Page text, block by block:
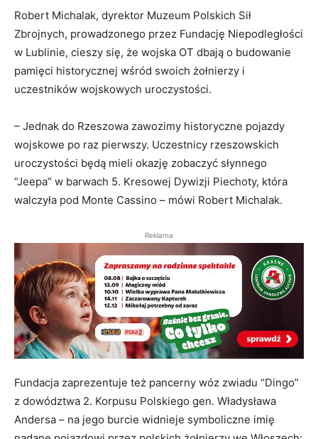
Robert Michalak, dyrektor Muzeum Polskich Sił
Zbrojnych, prowadzonego przez Fundację Niepodległości
w Lublinie, cieszy się, że wojska OT dbają o budowanie
pamięci historycznej wśród swoich żołnierzy i
uczestników wojskowych uroczystości.
– Jednak do Rzeszowa zawozimy historyczne pojazdy
wojskowe po raz pierwszy. Uczestnicy rzeszowskich
uroczystości będą mieli okazję zobaczyć słynnego
“Jeepa” w barwach 5. Kresowej Dywizji Piechoty, która
walczyła pod Monte Cassino – mówi Robert Michalak.
Reklama
Fundacja zaprezentuje też pancerny wóz zwiadu “Dingo”
z dowództwa 2. Korpusu Polskiego gen. Władysława
Andersa – na jego burcie widnieje symboliczne imię